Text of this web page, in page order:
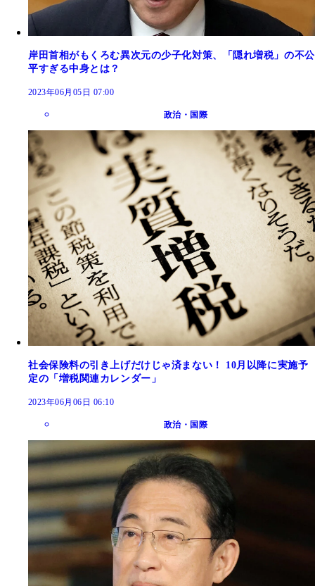
岸田首相がもくろむ異次元の少子化対策、「隠れ増税」の不公
平すぎる中身とは？
2023年06月05日 07:00
政治・国際
社会保険料の引き上げだけじゃ済まない！ 10月以降に実施予
定の「増税関連カレンダー」
2023年06月06日 06:10
政治・国際